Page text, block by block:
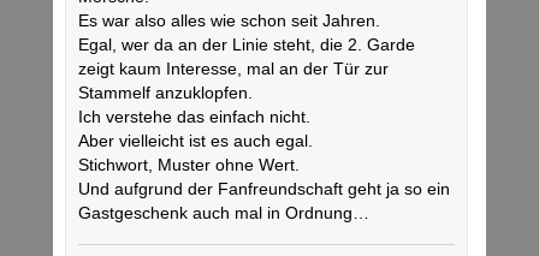
Es war also alles wie schon seit Jahren.
Egal, wer da an der Linie steht, die 2. Garde
zeigt kaum Interesse, mal an der Tür zur
Stammelf anzuklopfen.
Ich verstehe das einfach nicht.
Aber vielleicht ist es auch egal.
Stichwort, Muster ohne Wert.
Und aufgrund der Fanfreundschaft geht ja so ein
Gastgeschenk auch mal in Ordnung…